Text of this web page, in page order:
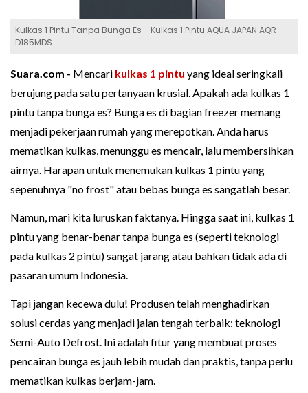
Kulkas 1 Pintu Tanpa Bunga Es - Kulkas 1 Pintu AQUA JAPAN AQR-
D185MDS
Suara.com - Mencari kulkas 1 pintu yang ideal seringkali
berujung pada satu pertanyaan krusial. Apakah ada kulkas 1
pintu tanpa bunga es? Bunga es di bagian freezer memang
menjadi pekerjaan rumah yang merepotkan. Anda harus
mematikan kulkas, menunggu es mencair, lalu membersihkan
airnya. Harapan untuk menemukan kulkas 1 pintu yang
sepenuhnya "no frost" atau bebas bunga es sangatlah besar.
Namun, mari kita luruskan faktanya. Hingga saat ini, kulkas 1
pintu yang benar-benar tanpa bunga es (seperti teknologi
pada kulkas 2 pintu) sangat jarang atau bahkan tidak ada di
pasaran umum Indonesia.
Tapi jangan kecewa dulu! Produsen telah menghadirkan
solusi cerdas yang menjadi jalan tengah terbaik: teknologi
Semi-Auto Defrost. Ini adalah fitur yang membuat proses
pencairan bunga es jauh lebih mudah dan praktis, tanpa perlu
mematikan kulkas berjam-jam.